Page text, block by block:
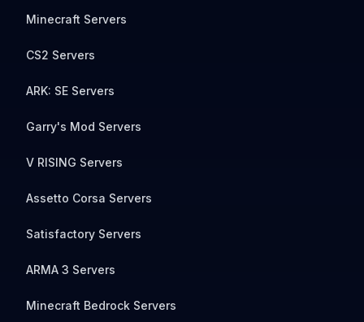
Minecraft Servers
CS2 Servers
ARK: SE Servers
Garry's Mod Servers
V RISING Servers
Assetto Corsa Servers
Satisfactory Servers
ARMA 3 Servers
Minecraft Bedrock Servers